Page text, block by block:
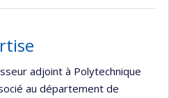
adjoint à Polytechnique
au département de